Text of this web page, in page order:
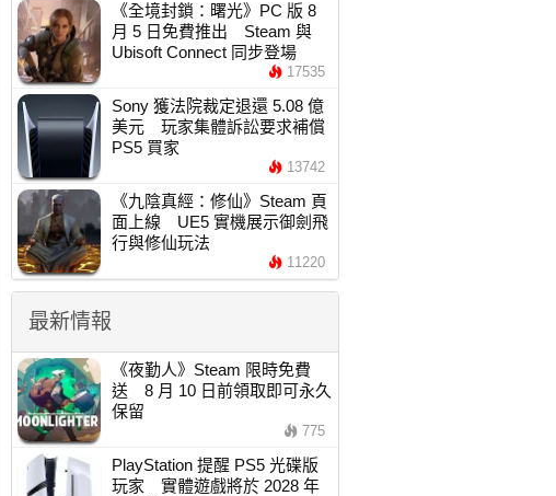
《全境封鎖：曙光》PC 版 8
月 5 日免費推出 Steam 與
Ubisoft Connect 同步登場
17535
Sony 獲法院裁定退還 5.08 億
美元 玩家集體訴訟要求補償
PS5 買家
13742
《九陰真經：修仙》Steam 頁
面上線 UE5 實機展示御劍飛
行與修仙玩法
11220
最新情報
《夜勤人》Steam 限時免費
送 8 月 10 日前領取即可永久
保留
775
PlayStation 提醒 PS5 光碟版
玩家 實體遊戲將於 2028 年